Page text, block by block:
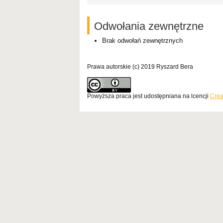
Odwołania zewnętrzne
Brak odwołań zewnętrznych
Prawa autorskie (c) 2019 Ryszard Bera
Powyższa praca jest udostępniana na lcencji